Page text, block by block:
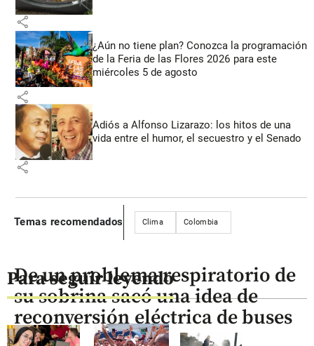
share
¿Aún no tiene plan? Conozca la programación
de la Feria de las Flores 2026 para este
miércoles 5 de agosto
share
Adiós a Alfonso Lizarazo: los hitos de una
vida entre el humor, el secuestro y el Senado
share
Temas recomendados Clima Colombia
Para seguir leyendo
De un problema respiratorio de
su sobrina sacó una idea de
reconversión eléctrica de buses